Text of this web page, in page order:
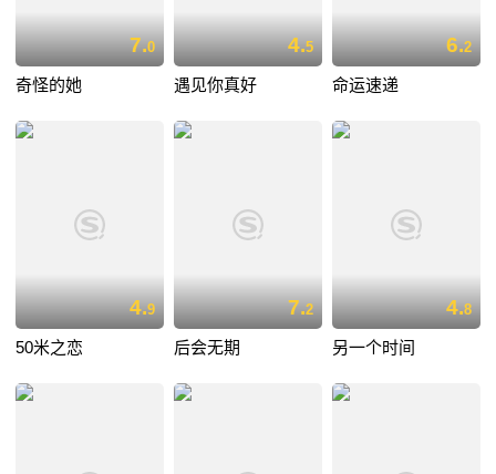
7.0
奇怪的她
4.5
遇见你真好
6.2
命运速递
4.9
50米之恋
7.2
后会无期
4.8
另一个时间